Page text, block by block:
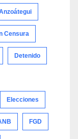
Censura
Detenido
Elecciones
FGD